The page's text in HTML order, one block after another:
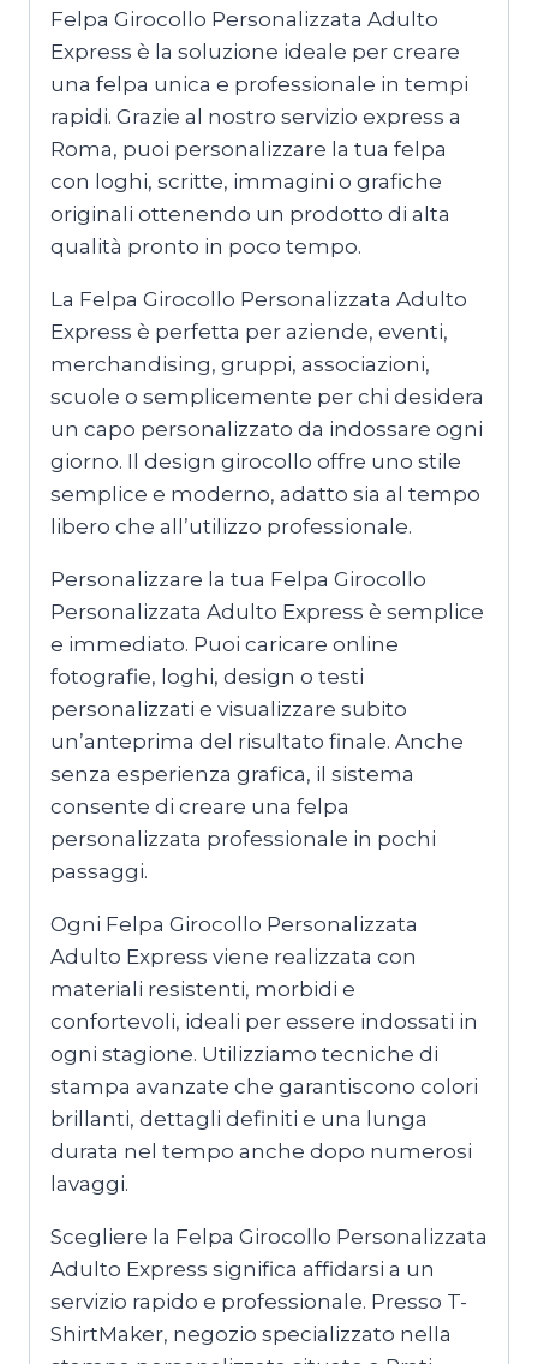
Felpa Girocollo Personalizzata Adulto
Express è la soluzione ideale per creare
una felpa unica e professionale in tempi
rapidi. Grazie al nostro servizio express a
Roma, puoi personalizzare la tua felpa
con loghi, scritte, immagini o grafiche
originali ottenendo un prodotto di alta
qualità pronto in poco tempo.
La Felpa Girocollo Personalizzata Adulto
Express è perfetta per aziende, eventi,
merchandising, gruppi, associazioni,
scuole o semplicemente per chi desidera
un capo personalizzato da indossare ogni
giorno. Il design girocollo offre uno stile
semplice e moderno, adatto sia al tempo
libero che all’utilizzo professionale.
Personalizzare la tua Felpa Girocollo
Personalizzata Adulto Express è semplice
e immediato. Puoi caricare online
fotografie, loghi, design o testi
personalizzati e visualizzare subito
un’anteprima del risultato finale. Anche
senza esperienza grafica, il sistema
consente di creare una felpa
personalizzata professionale in pochi
passaggi.
Ogni Felpa Girocollo Personalizzata
Adulto Express viene realizzata con
materiali resistenti, morbidi e
confortevoli, ideali per essere indossati in
ogni stagione. Utilizziamo tecniche di
stampa avanzate che garantiscono colori
brillanti, dettagli definiti e una lunga
durata nel tempo anche dopo numerosi
lavaggi.
Scegliere la Felpa Girocollo Personalizzata
Adulto Express significa affidarsi a un
servizio rapido e professionale. Presso T-
ShirtMaker, negozio specializzato nella